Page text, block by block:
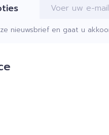
nieuwsbrief en gaat u